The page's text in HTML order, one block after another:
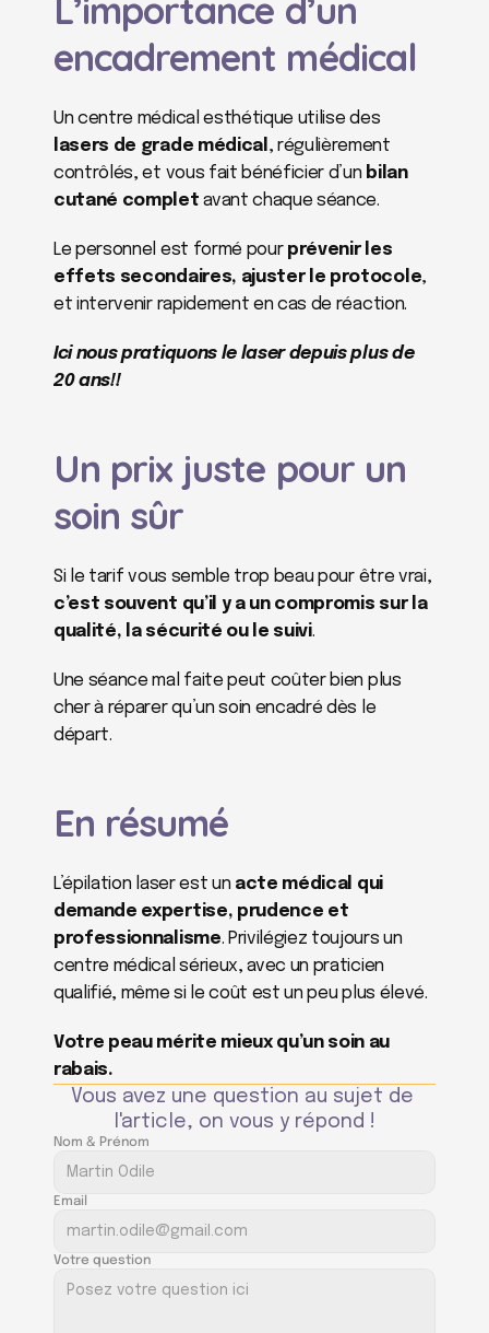
L’importance d’un
encadrement médical
lasers de grade médical , régulièrement
contrôlés, et vous fait bénéficier d’un bilan
cutané complet avant chaque séance.
Le personnel est formé pour prévenir les
effets secondaires, ajuster le protocole,
et intervenir rapidement en cas de réaction.
Ici nous pratiquons le laser depuis plus de
20 ans!!
Un prix juste pour un
soin sûr
c’est souvent qu’il y a un compromis sur la
qualité, la sécurité ou le suivi.
Une séance mal faite peut coûter bien plus
cher à réparer qu’un soin encadré dès le
départ.
En résumé
L’épilation laser est un acte médical qui
demande expertise, prudence et
professionnalisme. Privilégiez toujours un
centre médical sérieux, avec un praticien
qualifié, même si le coût est un peu plus élevé.
Votre peau mérite mieux qu’un soin au
rabais.
Vous avez une question au sujet de
l'article, on vous y répond !
Nom & Prénom
Email
Votre question